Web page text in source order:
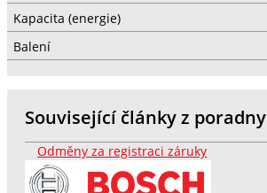
Kapacita (energie)
Balení
Související články z poradny
Odměny za registraci záruky